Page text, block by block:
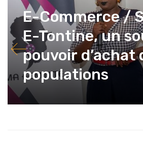
E-Commerce /
E-Tontine, un
pouvoir d’achat
populations